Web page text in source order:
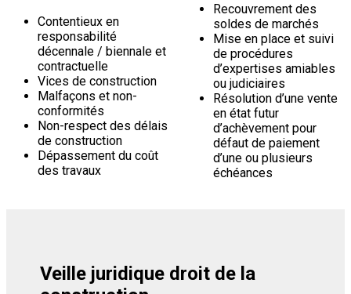
Contentieux en
responsabilité
décennale / biennale et
contractuelle
Vices de construction
Malfaçons et non-
conformités
Non-respect des délais
de construction
Dépassement du coût
des travaux
Recouvrement des
soldes de marchés
Mise en place et suivi
de procédures
d’expertises amiables
ou judiciaires
Résolution d’une vente
en état futur
d’achèvement pour
défaut de paiement
d’une ou plusieurs
échéances
Veille juridique droit de la